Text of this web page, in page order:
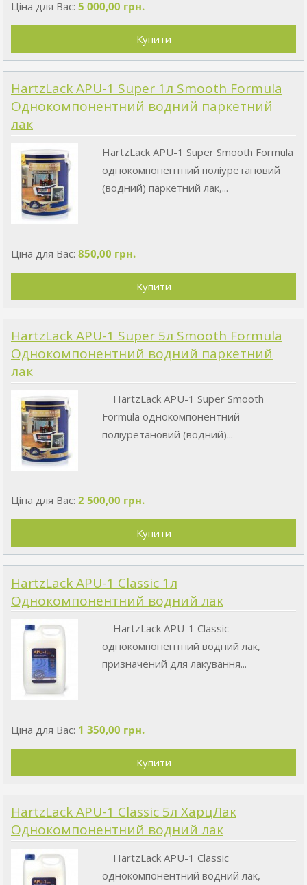
Ціна для Вас: 5 000,00 грн.
HartzLack APU-1 Super 1л Smooth Formula
Однокомпонентний водний паркетний
лак
HartzLack APU-1 Super Smooth Formula
однокомпонентний поліуретановий
(водний) паркетний лак,...
Ціна для Вас: 850,00 грн.
HartzLack APU-1 Super 5л Smooth Formula
Однокомпонентний водний паркетний
лак
HartzLack APU-1 Super Smooth
Formula однокомпонентний
поліуретановий (водний)...
Ціна для Вас: 2 500,00 грн.
HartzLack APU-1 Classic 1л
Однокомпонентний водний лак
HartzLack APU-1 Classic
однокомпонентний водний лак,
призначений для лакування...
Ціна для Вас: 1 350,00 грн.
HartzLack APU-1 Classic 5л ХарцЛак
Однокомпонентний водний лак
HartzLack APU-1 Classic
однокомпонентний водний лак,